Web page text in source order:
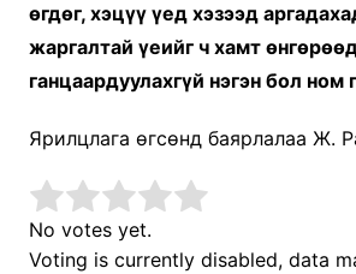
өгдөг, хэцүү үед хэзээд
жаргалтай үеийг ч хамт
ганцаардуулахгүй нэгэн бол ном
Ярилцлага өгсөнд баярлалаа Ж.
No votes yet.
Voting is currently disabled, data